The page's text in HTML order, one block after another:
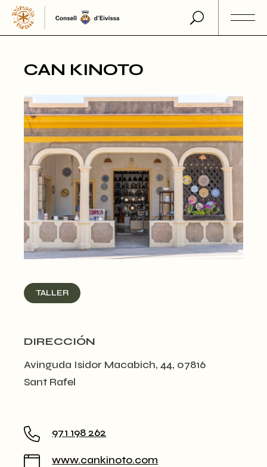
Skip
the
content
CAN KINOTO
TALLER
DIRECCIÓN
Avinguda Isidor Macabich, 44, 07816
Sant Rafel
971 198 262
www.cankinoto.com